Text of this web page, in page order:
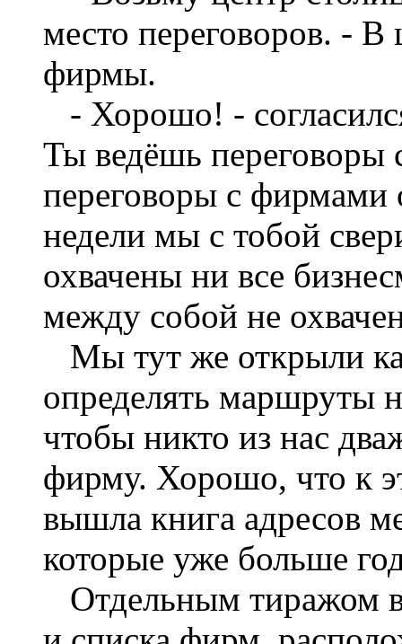
место переговоров. - В
фирмы.
- Хорошо! -
Ты ведёшь переговоры
переговоры с фирмами
недели мы с тобой
охвачены ни все
между собой не
Мы тут же открыли
определять маршруты
чтобы никто из нас
фирму. Хорошо, что к
вышла книга адресов
которые уже больше
Отдельным тиражом